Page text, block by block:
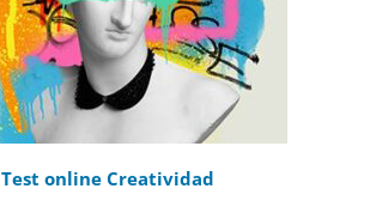
Test online Creatividad